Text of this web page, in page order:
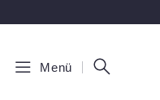
Menü